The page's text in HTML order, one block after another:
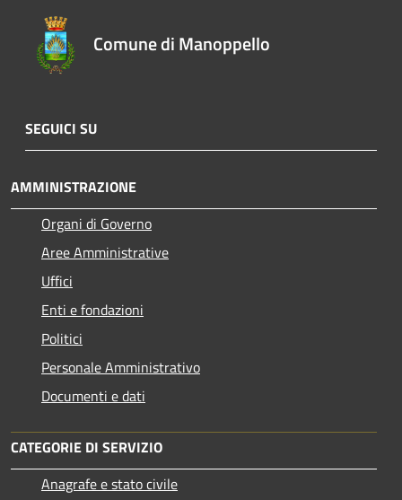
Comune di Manoppello
SEGUICI SU
AMMINISTRAZIONE
Organi di Governo
Aree Amministrative
Uffici
Enti e fondazioni
Politici
Personale Amministrativo
Documenti e dati
CATEGORIE DI SERVIZIO
Anagrafe e stato civile